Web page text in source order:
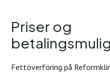
Priser og
Fettöverföring på